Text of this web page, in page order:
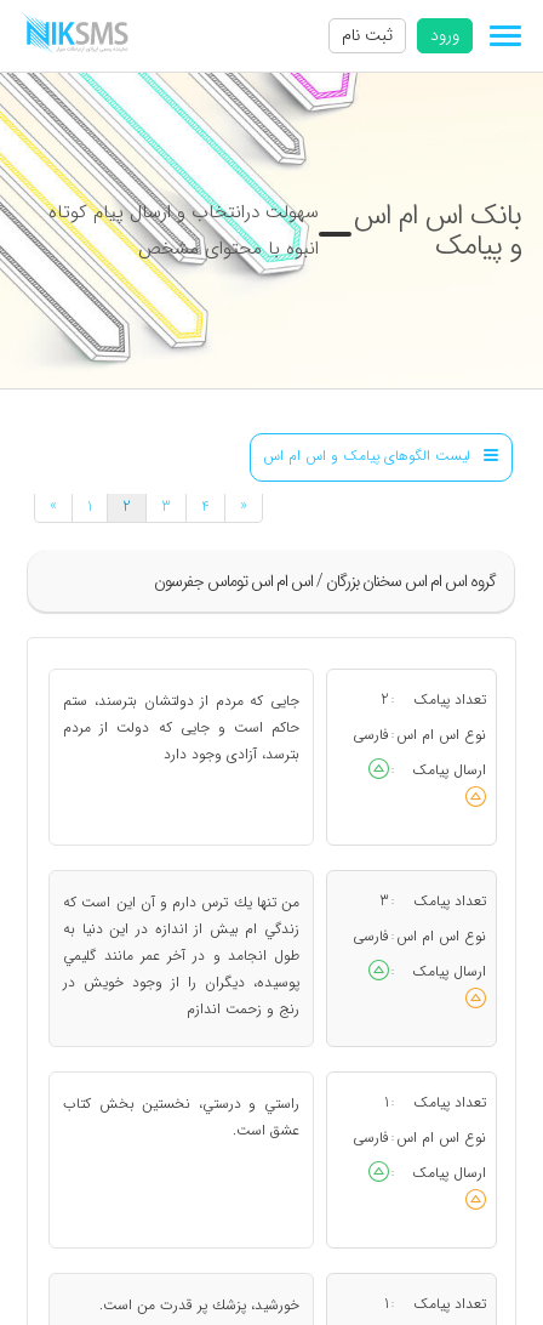
ورود ثبت نام
بانک اس ام اس
و پیامک
سهولت درانتخاب و ارسال پیام کوتاه
انبوه با محتوای مشخص
لیست الگوهای پیامک و اس ام اس
گروه اس ام اس سخنان بزرگان / اس ام اس توماس جفرسون
» 1 2 3 4 «
تعداد پیامک :
2
نوع اس ام اس : فارسی
ارسال پیامک
:
جایی كه مردم از دولتشان بترسند، ستم
حاكم است و جایی كه دولت از مردم
بترسد، آزادی وجود دارد
تعداد پیامک :
3
نوع اس ام اس : فارسی
ارسال پیامک
:
من تنها يك ترس دارم و آن اين است كه
زندگي ام بيش از اندازه در اين دنيا به
طول انجامد و در آخر عمر مانند گليمي
پوسيده، ديگران را از وجود خويش در
رنج و زحمت اندازم
تعداد پیامک :
1
نوع اس ام اس : فارسی
ارسال پیامک
:
راستي و درستي، نخستين بخش كتاب
عشق است.
تعداد پیامک :
1
خورشيد، پزشك پر قدرت من است.